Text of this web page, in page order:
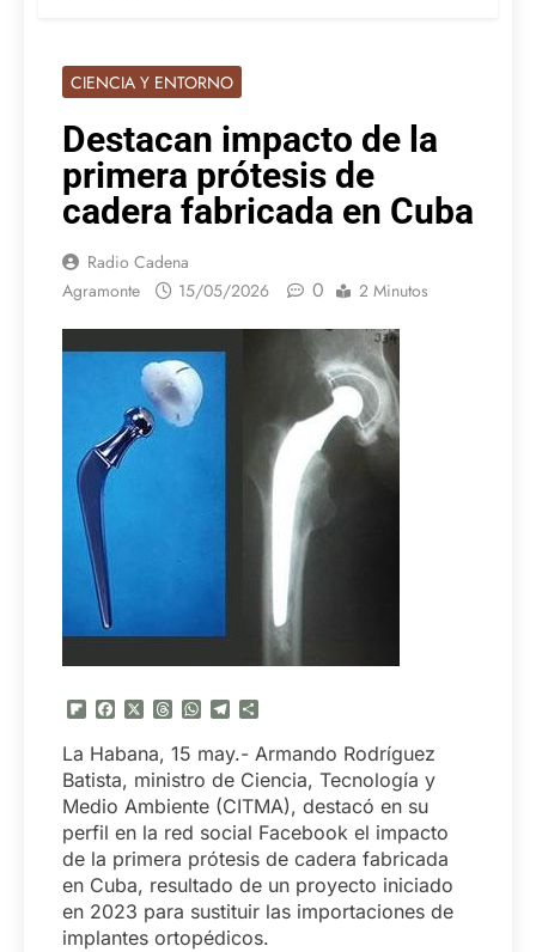
CIENCIA Y ENTORNO
Destacan impacto de la
primera prótesis de
cadera fabricada en Cuba
Radio Cadena
Agramonte
15/05/2026 0 2 Minutos
Flipboard
FacebookThreadsWhatsApp
Telegram
La Habana, 15 may.- Armando Rodríguez
Batista, ministro de Ciencia, Tecnología y
Medio Ambiente (CITMA), destacó en su
perfil en la red social Facebook el impacto
de la primera prótesis de cadera fabricada
en Cuba, resultado de un proyecto iniciado
en 2023 para sustituir las importaciones de
implantes ortopédicos.